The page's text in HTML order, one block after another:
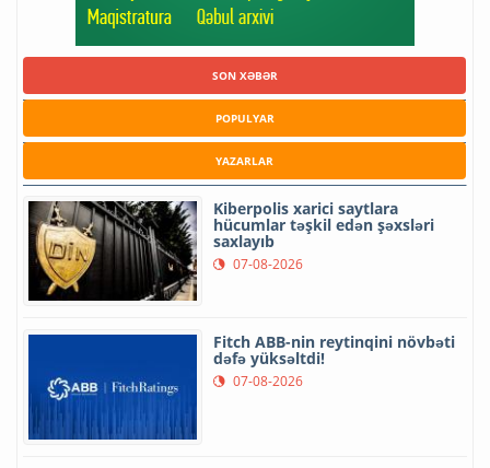
SON XƏBƏR
POPULYAR
YAZARLAR
Kiberpolis xarici saytlara
hücumlar təşkil edən şəxsləri
saxlayıb
07-08-2026
Fitch ABB-nin reytinqini növbəti
dəfə yüksəltdi!
07-08-2026